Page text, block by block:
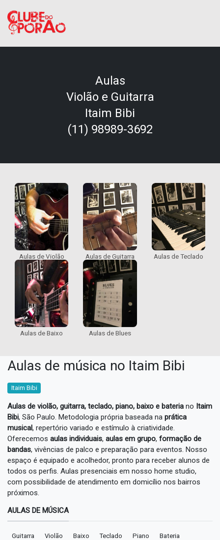
Aulas
Violão e Guitarra
Itaim Bibi
(11) 98989-3692
Aulas de Violão Aulas de Guitarra Aulas de Teclado
Aulas de Baixo Aulas de Blues
Aulas de música no Itaim Bibi
Itaim Bibi
Aulas de violão, guitarra, teclado, piano, baixo e bateria no Itaim
Bibi, São Paulo. Metodologia própria baseada na prática
musical, repertório variado e estímulo à criatividade.
Oferecemos aulas individuais, aulas em grupo, formação de
bandas, vivências de palco e preparação para eventos. Nosso
espaço é equipado e acolhedor, pronto para receber alunos de
todos os perfis. Aulas presenciais em nosso home studio,
com possibilidade de atendimento em domicílio nos bairros
próximos.
AULAS DE MÚSICA
Guitarra Violão Baixo Teclado Piano Bateria